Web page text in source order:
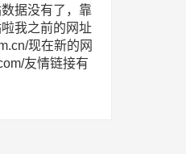
据没有了，靠
我之前的网址
现在新的网
友情链接有